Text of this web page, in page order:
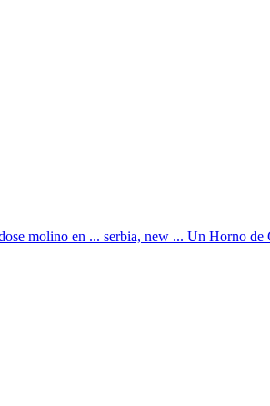
molino en ... serbia, new ... Un Horno de